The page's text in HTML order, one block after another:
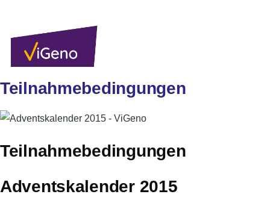
Teilnahmebedingungen
Teilnahmebedingungen
Adventskalender 2015